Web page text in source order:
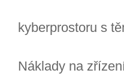
kyberprostoru s
Náklady na